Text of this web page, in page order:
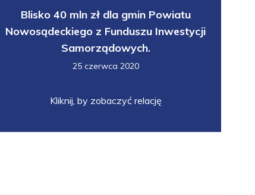
Blisko 40 mln zł dla gmin Powiatu
Nowosądeckiego z Funduszu Inwestycji
Samorządowych.
25 czerwca 2020
Kliknij, by zobaczyć relację